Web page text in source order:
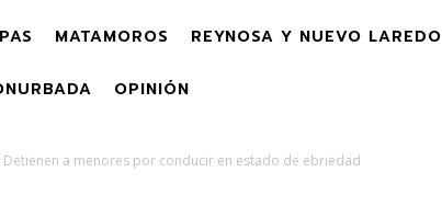
MATAMOROS REYNOSA Y NUEVO LAREDO
OPINIÓN
Detienen a menores por conducir en estado de ebriedad